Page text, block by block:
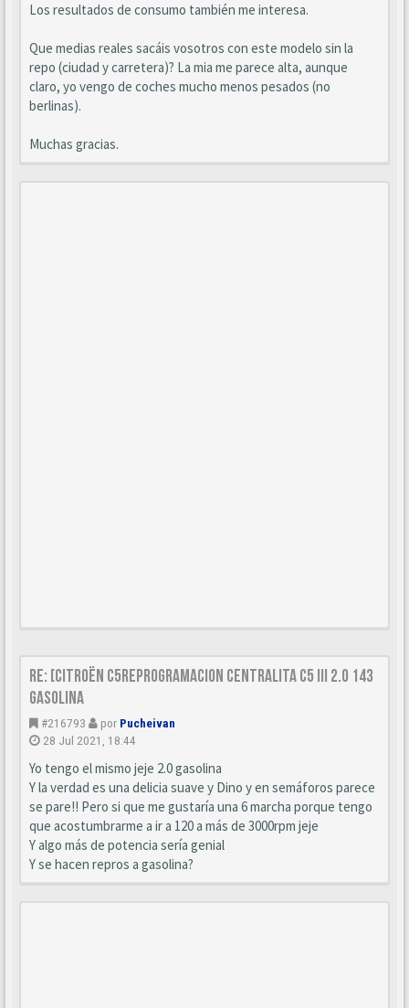
Los resultados de consumo también me interesa.
Que medias reales sacáis vosotros con este modelo sin la
repo (ciudad y carretera)? La mia me parece alta, aunque
claro, yo vengo de coches mucho menos pesados (no
berlinas).
Muchas gracias.
Re: [Citroën C5Reprogramacion centralita C5 III 2.0 143
Gasolina
#216793 por Pucheivan
28 Jul 2021, 18:44
Yo tengo el mismo jeje 2.0 gasolina
Y la verdad es una delicia suave y Dino y en semáforos parece
se pare!! Pero si que me gustaría una 6 marcha porque tengo
que acostumbrarme a ir a 120 a más de 3000rpm jeje
Y algo más de potencia sería genial
Y se hacen repros a gasolina?